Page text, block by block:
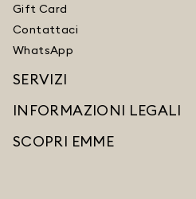
Gift Card
Contattaci
WhatsApp
SERVIZI
INFORMAZIONI LEGALI
SCOPRI EMME